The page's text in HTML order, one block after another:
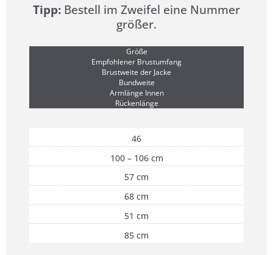
Tipp: Bestell im Zweifel eine Nummer
größer.
Größe
Empfohlener Brustumfang
Brustweite der Jacke
Bundweite
Armlänge Innen
Rückenlänge
46
100 – 106 cm
57 cm
68 cm
51 cm
85 cm